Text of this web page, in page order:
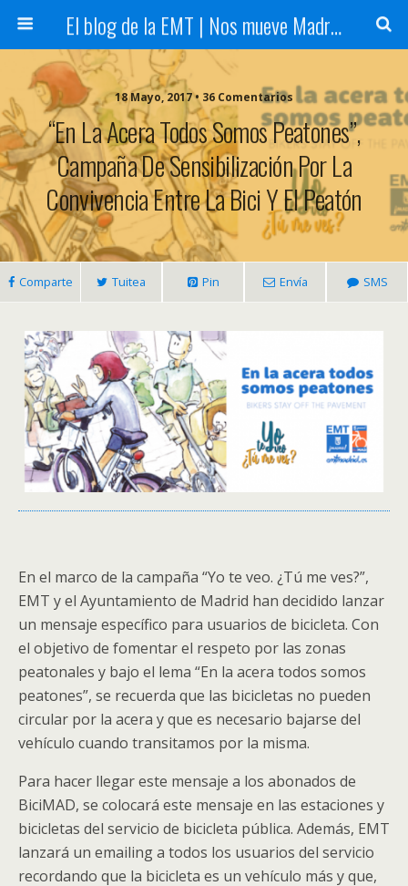
El blog de la EMT | Nos mueve Madrid
18 Mayo, 2017 • 36 Comentarios
“En La Acera Todos Somos Peatones”,
Campaña De Sensibilización Por La
Convivencia Entre La Bici Y El Peatón
Comparte Tuitea Pin Envía SMS
En el marco de la campaña “Yo te veo. ¿Tú me ves?”,
EMT y el Ayuntamiento de Madrid han decidido lanzar
un mensaje específico para usuarios de bicicleta. Con
el objetivo de fomentar el respeto por las zonas
peatonales y bajo el lema “En la acera todos somos
peatones”, se recuerda que las bicicletas no pueden
circular por la acera y que es necesario bajarse del
vehículo cuando transitamos por la misma.
Para hacer llegar este mensaje a los abonados de
BiciMAD, se colocará este mensaje en las estaciones y
bicicletas del servicio de bicicleta pública. Además, EMT
lanzará un emailing a todos los usuarios del servicio
recordando que la bicicleta es un vehículo más y que,